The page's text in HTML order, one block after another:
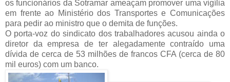
os funcionários da Sotramar ameaçam promover uma vigília
em frente ao Ministério dos Transportes e Comunicações
para pedir ao ministro que o demita de funções.
O porta-voz do sindicato dos trabalhadores acusou ainda o
diretor da empresa de ter alegadamente contraído uma
dívida de cerca de 53 milhões de francos CFA (cerca de 80
mil euros) com um banco.